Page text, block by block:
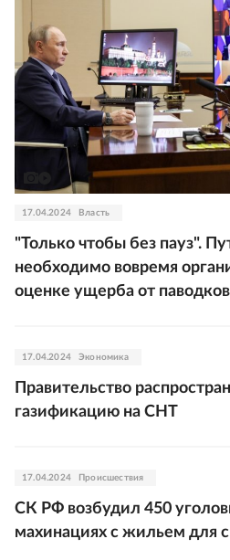
17.04.2024 Власть
"Только чтобы без пауз".
необходимо вовремя
оценке ущерба от паводков
17.04.2024 Экономика
Правительство
газификацию на СНТ
17.04.2024 Происшествия
СК РФ возбудил 450
махинациях с жильем для